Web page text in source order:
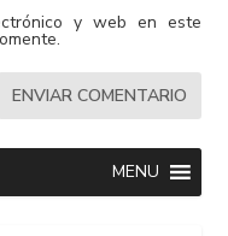
y web en este
MENU